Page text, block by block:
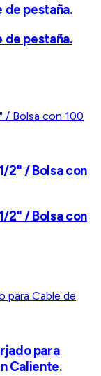
de pestaña.
de pestaña.
2" / Bolsa con
2" / Bolsa con
para
Caliente.